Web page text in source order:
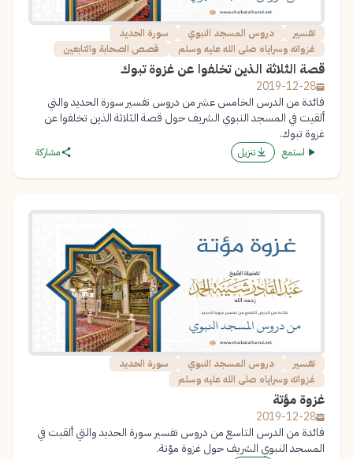
تفسير دروس المسجد النبوي
سورة الحديد
غزواته وسراياه صلى الله عليه وسلم
قصص الصحابة والتابعين
قصة الثلاثة الذين تخلفوا عن غزوة تبوك
2019-12-28
فائدة من الدرس الخامس عشر من دروس تفسير سورة الحديد والتي
ألقيت في المسجد النبوي الشريف حول قصة الثلاثة الذين تخلفوا عن
غزوة تبوك.
استمع تنزيل مشاركة
تفسير دروس المسجد النبوي
سورة الحديد
غزواته وسراياه صلى الله عليه وسلم
غزوة مؤتة
2019-12-28
فائدة من الدرس التاسع من دروس تفسير سورة الحديد والتي ألقيت في
المسجد النبوي الشريف حول غزوة مؤتة.